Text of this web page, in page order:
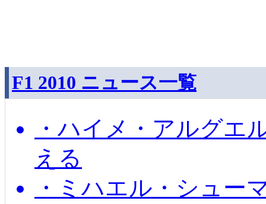
F1 2010 ニュース一覧
・ハイメ・アルグエ
える
・ミハエル・シュー